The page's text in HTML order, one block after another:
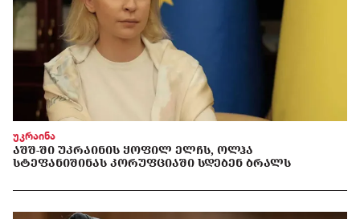
უკრაინა
ᲐᲨᲨ-ᲨᲘ ᲣᲙᲠᲐᲘᲜᲘᲡ ᲧᲝᲤᲘᲚ ᲔᲚᲩᲡ, ᲝᲚᲰᲐ
ᲡᲢᲔᲤᲐᲜᲘᲨᲘᲜᲐᲡ ᲙᲝᲠᲣᲤᲪᲘᲐᲨᲘ ᲡᲓᲔᲑᲔᲜ ᲑᲠᲐᲚᲡ